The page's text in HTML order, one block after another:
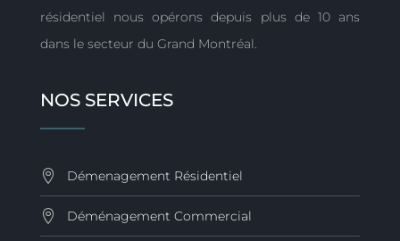
résidentiel nous opérons depuis plus de 10 ans
dans le secteur du Grand Montréal.
NOS SERVICES
Démenagement Résidentiel
Déménagement Commercial